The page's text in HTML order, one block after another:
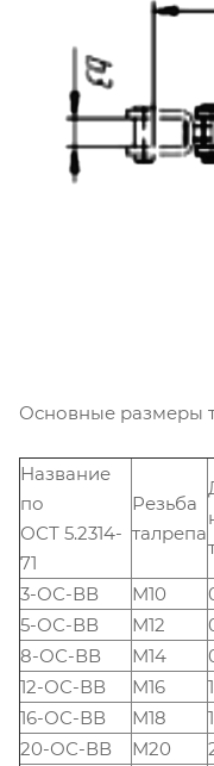
Основные размеры
Название
по
ОСТ 5.2314-
71
Резьба
талрепа
3-ОС-ВВ М10
5-ОС-ВВ
М12
8-ОС-ВВ
М14
12-ОС-ВВ
М16
16-ОС-ВВ
М18
20-ОС-ВВ
М20